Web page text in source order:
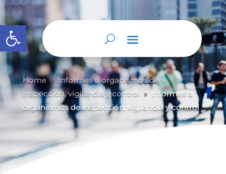
Abrir barra de herramientas
Home 9 Informes a organismos de
inspección, vigilancia y control 9
Informes a
organismos de inspección, vigilancia y control